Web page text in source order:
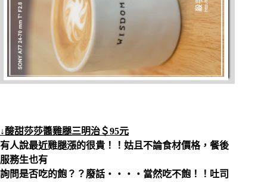
↓酸甜莎莎醬雞腿三明治＄95元
有人說最近雞腿漲的很貴！！姑且不論食材價格，餐後
服務生也有
詢問是否吃的飽？？廢話‧‧‧‧當然吃不飽！！吐司